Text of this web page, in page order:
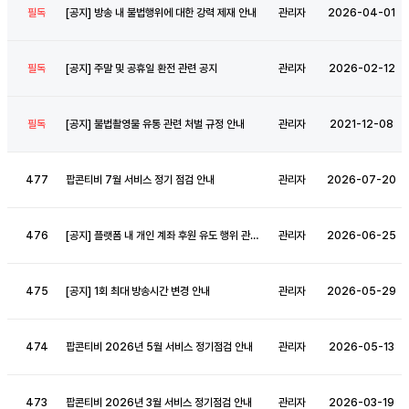
필독 [공지 ] 방송 내 불법행위 에 대한 강력 제 재 안내 관리자 2026-04-01
필독 [공지 ] 주말 및 공휴일 환전 관련 공지 관리자 2026-02-12
필독 [공지 ] 불법촬영물 유통 관련 처벌 규정 안내 관리자 2021-12-08
477 팝콘티 비 7월 서 비 스 정기 점검 안내 관리자 2026-07-20
476 [공지 ] 플랫폼 내 개 인 계 좌 후원 유도 행위 관련 의 및 경고 내
관리자 2026-06-25
475 [공지 ] 1회 최대 방송시 간 변경 안내 관리자 2026-05-29
474 팝콘티 비 2026년 5월 서 비 스 정기 점검 안내 관리자 2026-05-13
473 팝콘티 비 2026년 3월 서 비 스 정기 점검 안내 관리자 2026-03-19